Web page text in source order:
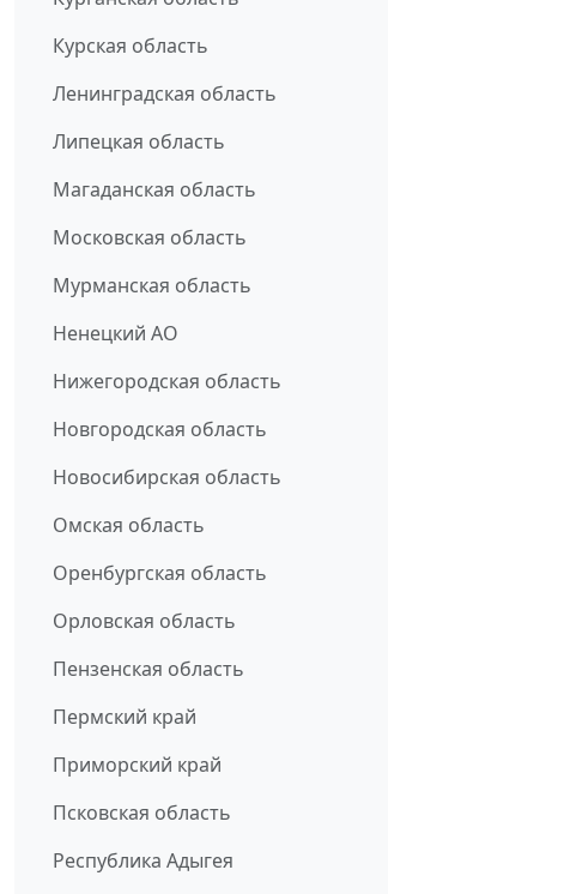
Курская область
Ленинградская область
Липецкая область
Магаданская область
Московская область
Мурманская область
Ненецкий АО
Нижегородская область
Новгородская область
Новосибирская область
Омская область
Оренбургская область
Орловская область
Пензенская область
Пермский край
Приморский край
Псковская область
Республика Адыгея